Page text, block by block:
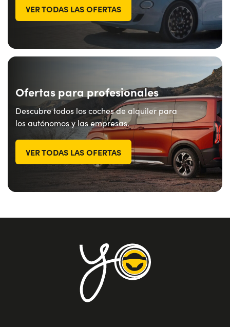
VER TODAS LAS OFERTAS
Ofertas para profesionales
Descubre todos los coches de alquiler para
los autónomos y las empresas.
VER TODAS LAS OFERTAS